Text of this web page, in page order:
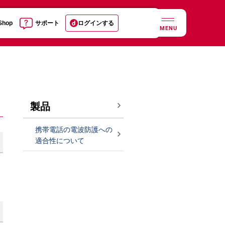
サポート ログインする
MENU
製品
携帯電話の電波防護への
適合性について